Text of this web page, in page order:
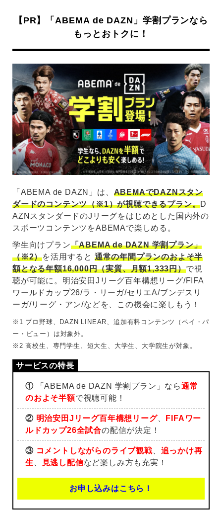
【PR】「ABEMA de DAZN」学割プランなら
もっとおトクに！
「ABEMA de DAZN」は、 ABEMAでDAZNスタン
ダードのコンテンツ（※1）が視聴できるプラン。D
AZNスタンダードのJリーグをはじめとした国内外の
スポーツコンテンツをABEMAで楽しめる。
学生向けプラン「ABEMA de DAZN 学割プラン」
（※2）を活用すると 通常の年間プランのおよそ半
額となる年額16,000円（実質、月額1,333円）で視
聴が可能に。明治安田Jリーグ百年構想リーグ/FIFA
ワールドカップ26/ラ・リーガ/セリエA/ブンデスリ
ーガ/リーグ・アン/などを、この機会に楽しもう！
※1 プロ野球、DAZN LINEAR、追加有料コンテンツ（ペイ・パ
ー・ビュー）は対象外。
※2 高校生、専門学生、短大生、大学生、大学院生が対象。
①「ABEMA de DAZN 学割プラン」なら通常
のおよそ半額で視聴可能！
② 明治安田Jリーグ百年構想リーグ、
FIFAワー
ルドカップ26全試合の配信が決定！
③ コメントしながらのライブ観戦、 追っかけ再
生
見逃し配信など楽しみ方も充実！
お申し込みはこちら！